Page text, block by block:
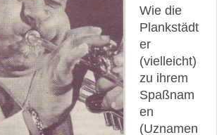
Wie die
Plankstädt
er
(vielleicht)
zu ihrem
Spaßnam
en
(Uznamen